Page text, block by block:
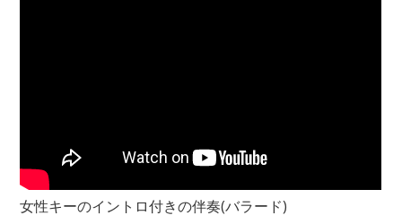
女性キーのイントロ付きの伴奏(バラード)